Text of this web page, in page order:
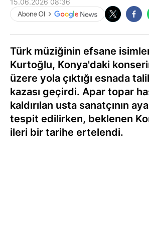
15.06.2026 08:36
Türk müziğinin efsane
Kurtoğlu, Konya'daki
üzere yola çıktığı esnada
kazası geçirdi. Apar topar
kaldırılan usta sanatçının
tespit edilirken, beklenen
ileri bir tarihe ertelendi.